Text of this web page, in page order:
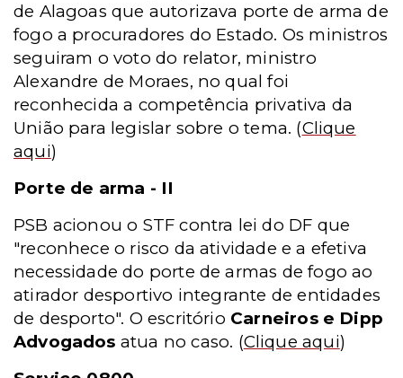
de Alagoas que autorizava porte de arma de
fogo a procuradores do Estado. Os ministros
seguiram o voto do relator, ministro
Alexandre de Moraes, no qual foi
reconhecida a competência privativa da
União para legislar sobre o tema. (Clique
aqui)
Porte de arma - II
PSB acionou o STF contra lei do DF que
"reconhece o risco da atividade e a efetiva
necessidade do porte de armas de fogo ao
atirador desportivo integrante de entidades
de desporto". O escritório Carneiros e Dipp
Advogados atua no caso. (Clique aqui)